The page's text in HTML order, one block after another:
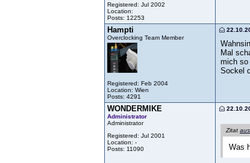
Registered: Jul 2002
Location:
Posts: 12253
Hampti
Overclocking Team Member
Registered: Feb 2004
Location: Wien
Posts: 4291
Mal
mich so
Sockel
WONDERMIKE
Administrator
Administrator
Registered: Jul 2001
Location: -
Posts: 11090
Zitat
Was